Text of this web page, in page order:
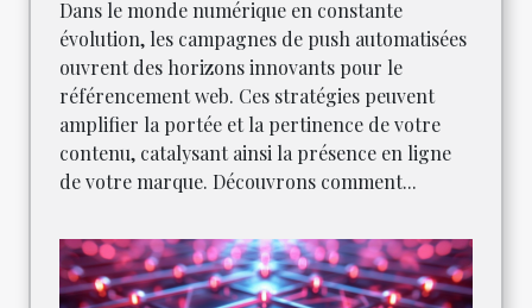
Dans le monde numérique en constante
évolution, les campagnes de push automatisées
ouvrent des horizons innovants pour le
référencement web. Ces stratégies peuvent
amplifier la portée et la pertinence de votre
contenu, catalysant ainsi la présence en ligne
de votre marque. Découvrons comment...